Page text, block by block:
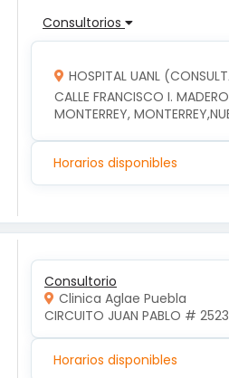
Consultorios
HOSPITAL UANL
CALLE FRANCISCO I.
MONTERREY,
Horarios disponibles
Consultorio
Clinica Aglae Puebla
CIRCUITO JUAN PABLO # 2523
Horarios disponibles